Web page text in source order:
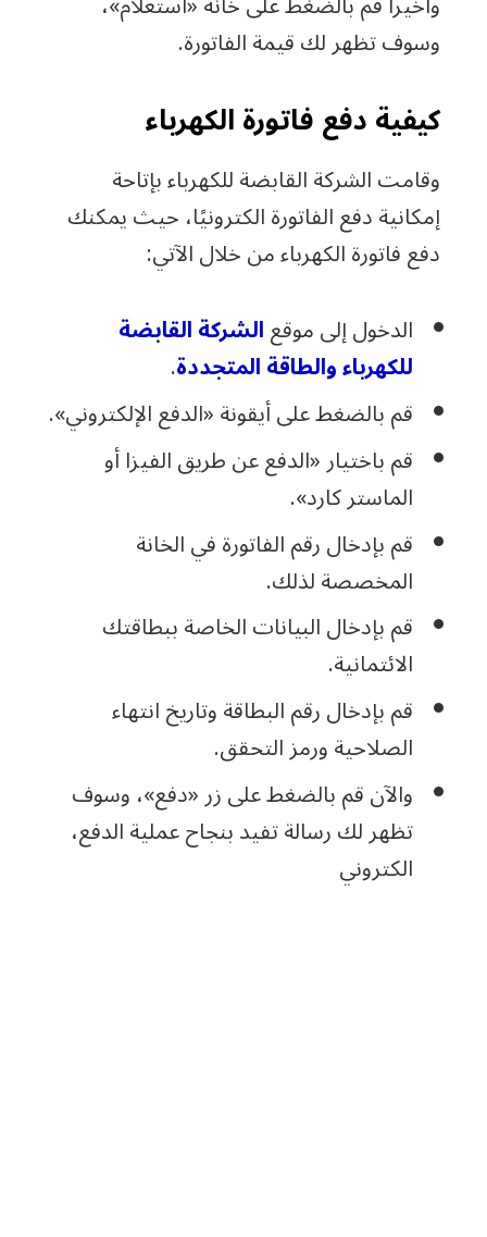
وسوف تظهر لك قيمة الفاتورة.
كيفية دفع فاتورة الكهرباء
وقامت الشركة القابضة للكهرباء بإتاحة
إمكانية دفع الفاتورة الكترونيًا، حيث يمكنك
دفع فاتورة الكهرباء من خلال الآتي:
الدخول إلى موقعالشركة القابضة
للكهرباء والطاقة المتجددة.
قم بالضغط على أيقونة «الدفع الإلكتروني».
قم باختيار «الدفع عن طريق الفيزا أو
الماستر كارد».
قم بإدخال رقم الفاتورة في الخانة
المخصصة لذلك.
قم بإدخال البيانات الخاصة ببطاقتك
الائتمانية.
قم بإدخال رقم البطاقة وتاريخ انتهاء
الصلاحية ورمز التحقق.
والآن قم بالضغط على زر «دفع»، وسوف
تظهر لك رسالة تفيد بنجاح عملية الدفع،
الكتروني